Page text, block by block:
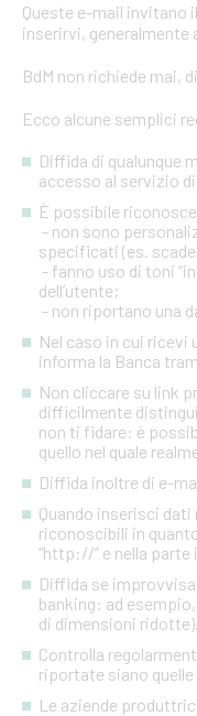
Queste e-mail invitano
inserirvi,
BdM non richiede mai,
Ecco alcune semplici
Diffida di qualunque
accesso al servizio
È possibile
- non sono
specificati (es.
- fanno uso di toni
dell’utente;
- non riportano una
Nel caso in cui ricevi
informa la Banca
Non cliccare su link
difficilmente
non ti fidare: è
quello nel quale
Diffida inoltre di e-
Quando inserisci
riconoscibili in
“http://” e nella
Diffida se
banking: ad
di dimensioni
Controlla
riportate siano
Le aziende